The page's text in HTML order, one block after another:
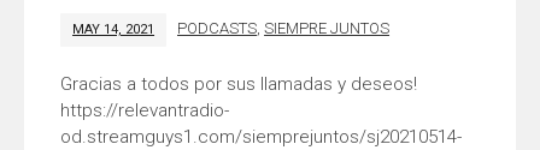
MAY 14, 2021 PODCASTS ,SIEMPRE JUNTOS
Gracias a todos por sus llamadas y deseos!
https://relevantradio-
od.streamguys1.com/siemprejuntos/sj20210514-